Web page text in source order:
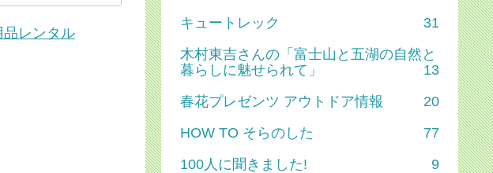
キュートレック
31
木村東吉さんの「富士山と五湖の自然と
暮らしに魅せられて」
13
春花プレゼンツ アウトドア情報
20
HOW TO そらのした
77
100人に聞きました!
9